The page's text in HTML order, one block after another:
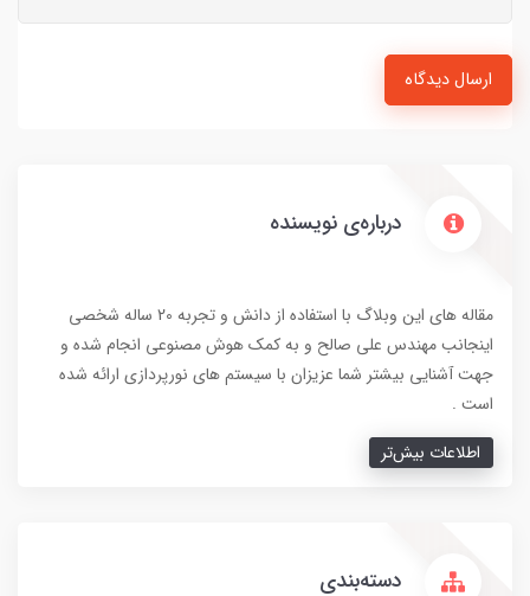
ارسال دیدگاه
درباره‌ی نویسنده
مقاله های این وبلاگ با استفاده از دانش و تجربه 20 ساله شخصی
اینجانب مهندس علی صالح و به کمک هوش مصنوعی انجام شده و
جهت آشنایی بیشتر شما عزیزان با سیستم های نورپردازی ارائه شده
است .
اطلاعات بیش‌تر
دسته‌بندی